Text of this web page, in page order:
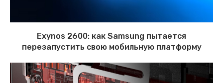
Exynos 2600: как Samsung пытается
перезапустить свою мобильную платформу